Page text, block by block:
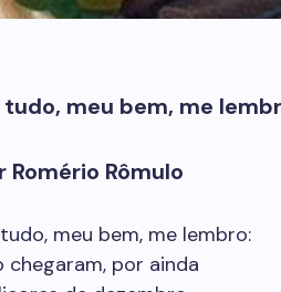
tudo, meu bem, me
Romério Rômulo
meu bem, me lembro:
chegaram, por ainda